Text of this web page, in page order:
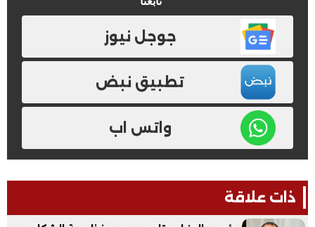
جوجل نيوز
تطبيق نبض
واتس اب
ذات علاقة